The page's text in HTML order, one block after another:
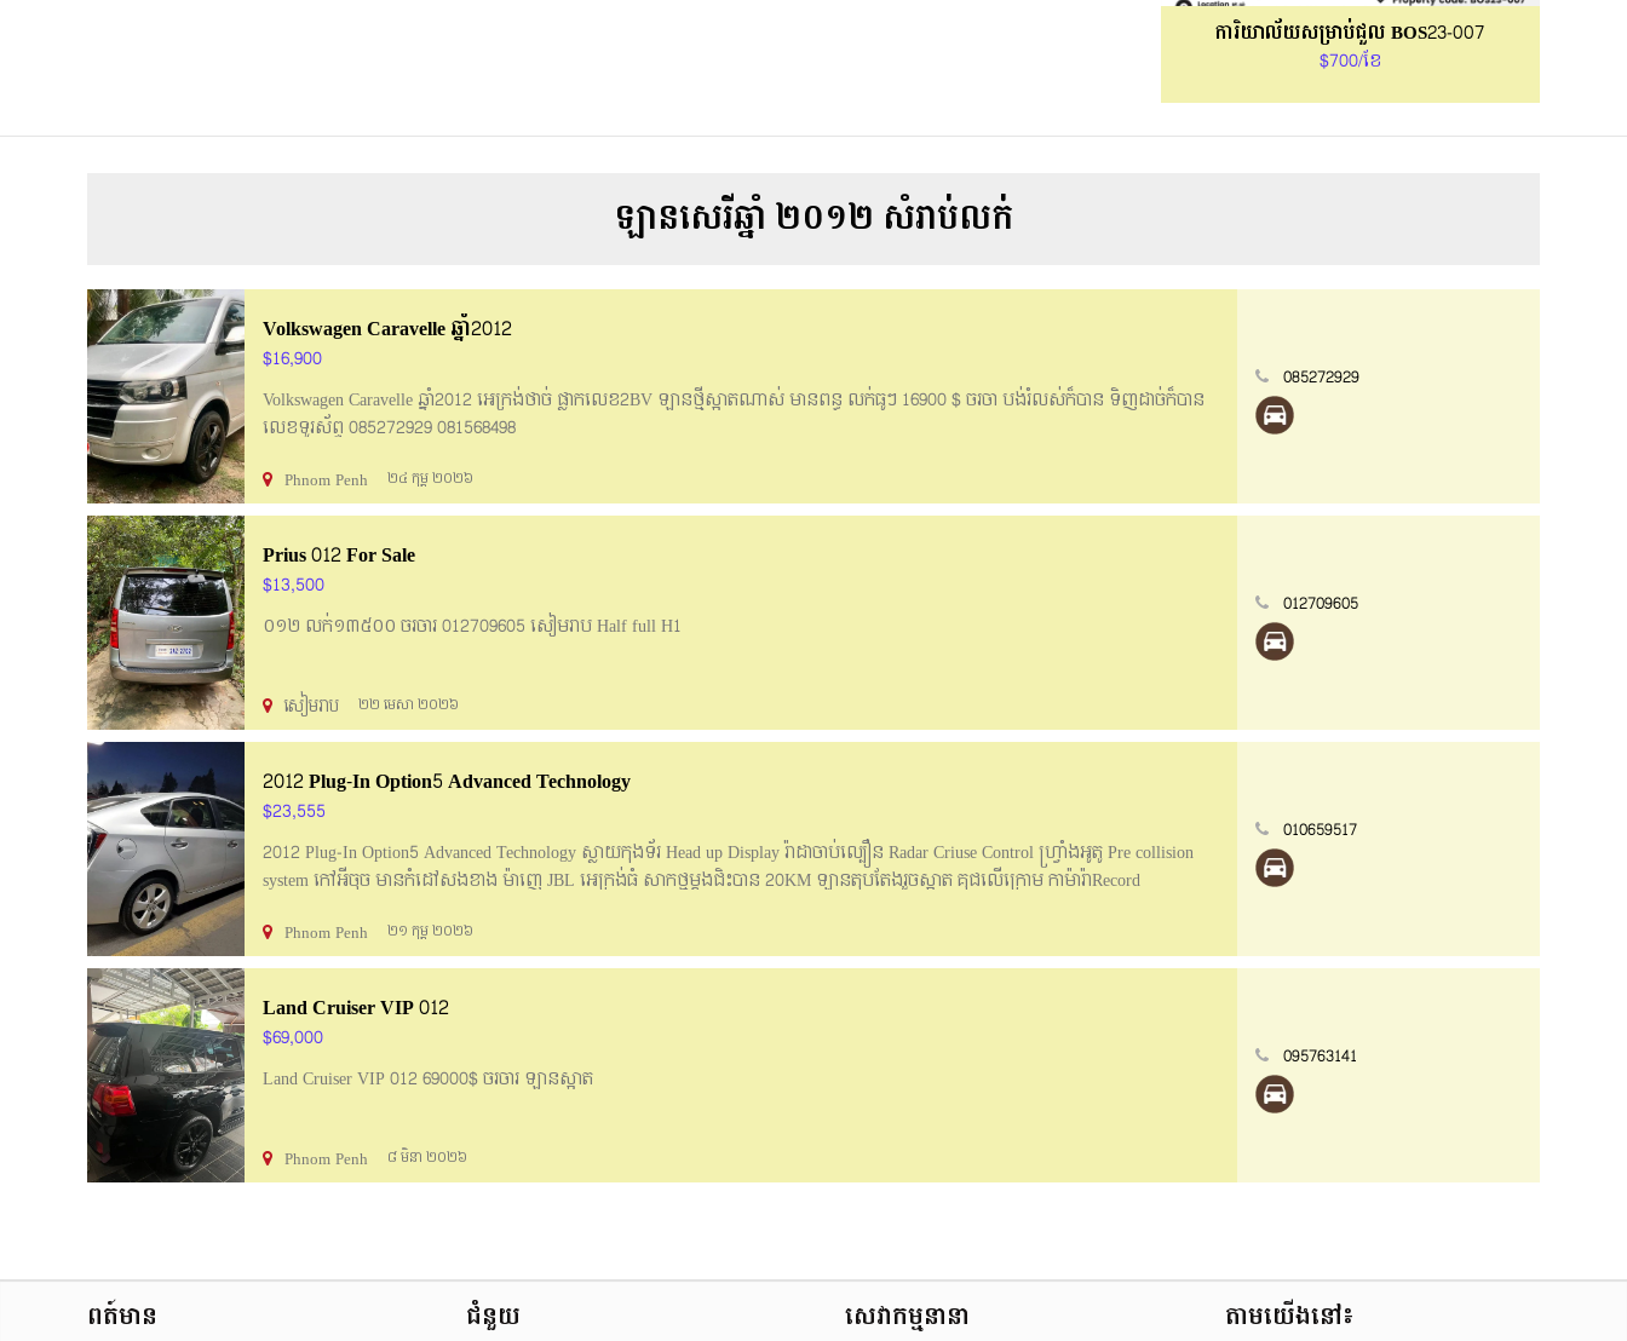
ការិយាល័យសម្រាប់ជួល BOS23-007
$700/ខែ
ឡានសេរីឆ្នាំ ២០១២ សំរាប់លក់
Volkswagen Caravelle ឆ្នាំ2012
$16,900
Volkswagen Caravelle ឆ្នាំ2012 អេក្រង់ថាច់ ផ្លាកលេខ2BV ឡានថ្មីស្អាតណាស់ មានពន្ធ លក់ធូៗ 16900 $ ចរចា បង់រំលស់ក៏បាន ទិញដាច់ក៏បាន
លេខទូរស័ព្ទ 085272929 081568498
Phnom Penh ២៤ កុម្ភ ២០២៦
085272929
Prius 012 For Sale
$13,500
០១២ លក់១៣៥០០ ចរចារ 012709605 សៀមរាប Half full H1
សៀមរាប ២២ មេសា ២០២៦
012709605
2012 Plug-In Option5 Advanced Technology
$23,555
2012 Plug-In Option5 Advanced Technology ស្លាយកុងទ័រ Head up Display រ៉ាដាចាប់ល្បឿន Radar Criuse Control ហ្វ្រាំងអូតូ Pre collision
system កៅអីចុច មានកំដៅសងខាង ម៉ាញេ JBL អេក្រង់ធំ សាកថ្មម្ដងជិះបាន 20KM ឡានតុបតែងរួចស្អាត គុជលើក្រោម កាម៉ារ៉ាRecord
ដឹងតែ ម៉ាអែម 23XXX 078968687 (telegram) 010659517
Phnom Penh ២១ កុម្ភ ២០២៦
010659517
Land Cruiser VIP 012
$69,000
Land Cruiser VIP 012 69000$ ចរចារ ឡានស្អាត
Phnom Penh ៨ មិនា ២០២៦
095763141
ពត៍មាន ជំនួយ សេវាកម្មនានា តាមយើងនៅ៖